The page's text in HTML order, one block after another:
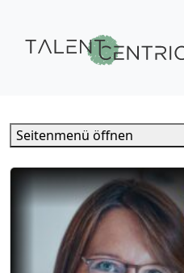
Seitenmenü öffnen